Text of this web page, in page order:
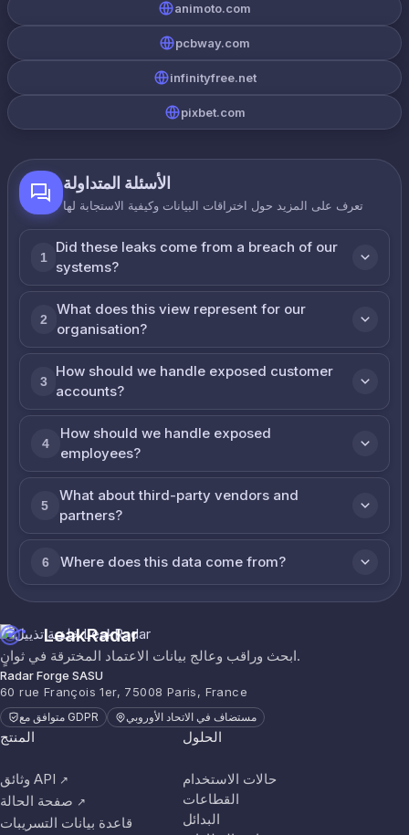
animoto.com
pcbway.com
infinityfree.net
pixbet.com
الأسئلة المتداولة
تعرف على المزيد حول اختراقات البيانات وكيفية الاستجابة لها
1
Did these leaks come from a breach of our
systems?
2
What does this view represent for our
organisation?
3
How should we handle exposed customer
accounts?
4
How should we handle exposed
employees?
5
What about third-party vendors and
partners?
6 Where does this data come from?
LeakRadar
ابحث وراقب وعالج بيانات الاعتماد المخترقة في ثوانٍ.
Radar Forge SASU
60 rue François 1er, 75008 Paris, France
متوافق مع GDPR مستضاف في الاتحاد الأوروبي
المنتج
وثائق API ↗
صفحة الحالة ↗
قاعدة بيانات التسريبات
الحلول
حالات الاستخدام
القطاعات
البدائل